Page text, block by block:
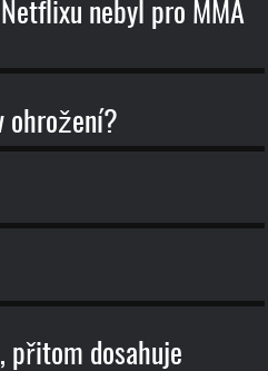
nebyl pro MMA
ohrožení?
přitom dosahuje